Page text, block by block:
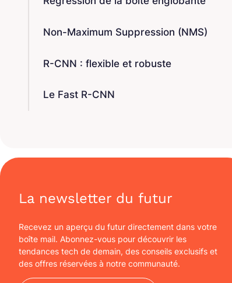
Non-Maximum Suppression (NMS)
R-CNN : flexible et robuste
Le Fast R-CNN
La newsletter du futur
Recevez un aperçu du futur directement dans votre
boîte mail. Abonnez-vous pour découvrir les
tendances tech de demain, des conseils exclusifs et
des offres réservées à notre communauté.